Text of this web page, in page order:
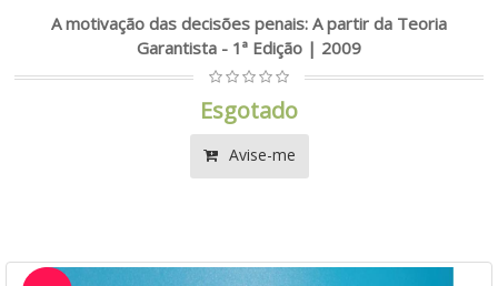
A motivação das decisões penais: A partir da Teoria
Garantista - 1ª Edição | 2009
Esgotado
Avise-me